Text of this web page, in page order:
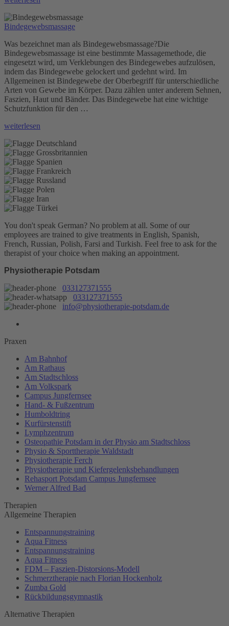
Bindegewebsmassage
Was bezeichnet man als Bindegewebsmassage?Die
Bindegewebsmassage ist eine bestimmte Massagemethode, die
eingesetzt wird, um Verklebungen des Bindegewebes aufzulösen,
indem das Bindegewebe gelockert und gedehnt wird. Im
Allgemeinen ist Bindegewebe der Oberbegriff für unterschiedliche
Arten von Gewebe im Körper. Dazu zählen unter anderem Sehnen,
Faszien, Haut und Bänder. Das Bindegewebe hat eine wichtige
Schutzfunktion für den …
„Bindegewebsmassage“
weiterlesen
You don't speak German? No problem at all. Some of our
employees are trained to give treatments in English, Spanish,
French, Russian, Polish, Farsi and Turkish. Feel free to ask for the
therapist of your choice when making an appointment.
Physiotherapie Potsdam
033127371555
033127371555
info@physiotherapie-potsdam.de
Praxen
Am Bahnhof
Am Rathaus
Am Stadtschloss
Am Volkspark
Campus Jungfernsee
Hand- & Fußzentrum
Humboldtring
Kurfürstenstift
Lymphzentrum
Osteopathie Potsdam in der Physio am Stadtschloss
Physio & Sporttherapie Waldstadt
Physiotherapie Ferch
Physiotherapie und Kiefergelenksbehandlungen
Rehasport Potsdam Campus Jungfernsee
Werner Alfred Bad
Therapien
Allgemeine Therapien
Entspannungstraining
Aqua Fitness
Entspannungstraining
Aqua Fitness
FDM – Faszien-Distorsions-Modell
Schmerztherapie nach Florian Hockenholz
Zumba Gold
Rückbildungsgymnastik
Alternative Therapien